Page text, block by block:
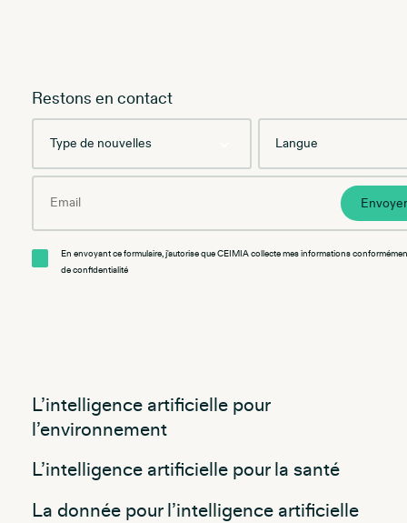
Restons en contact
Type
Language
Email
En envoyant ce formulaire, j'autorise que CEIMIA collecte mes informations
de confidentialité
L’intelligence artificielle pour
l’environnement
L’intelligence artificielle pour la santé
La donnée pour l’intelligence artificielle